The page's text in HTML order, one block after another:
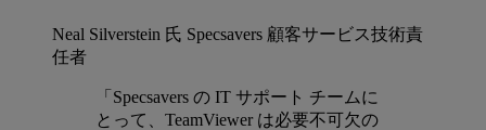
Neal Silverstein 氏 Specsavers 顧客サービス技術責
任者
「Specsavers の IT サポート チームに
とって、TeamViewer は必要不可欠の